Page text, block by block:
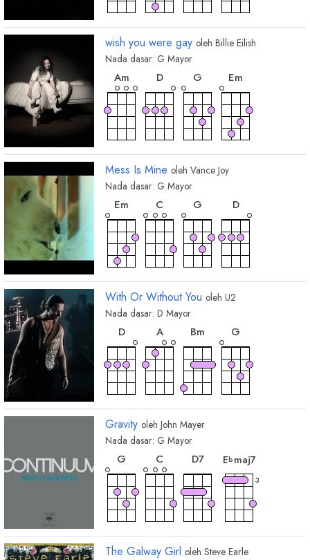
wish you were gay oleh Billie Eilish
Nada dasar: G Mayor
Am
chord
D
chord
G
Em
Mess Is Mine oleh Vance Joy
Nada dasar: G Mayor
Em
chord
C
chord
G
D
With Or Without You oleh U2
Nada dasar: D Mayor
D
chord
A
chord
Bm
G
Gravity oleh John Mayer
Nada dasar: G Mayor
G
chord
C
chord
D7 Ebmaj7
3
The Galway Girl oleh Steve Earle